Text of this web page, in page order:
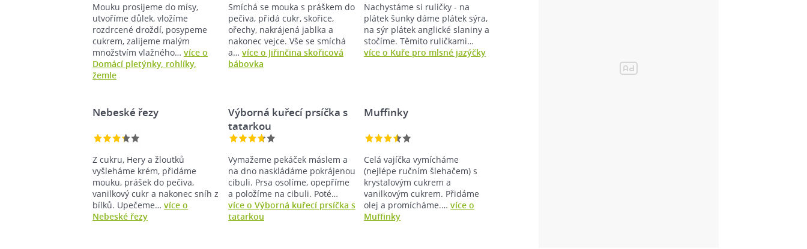
Mouku prosijeme do mísy,
utvoříme důlek, vložíme
rozdrcené droždí, posypeme
cukrem, zalijeme malým
množstvím vlažného… více o
Domácí pletýnky, rohlíky,
žemle
Smíchá se mouka s práškem do
pečiva, přidá cukr, skořice,
ořechy, nakrájená jablka a
nakonec vejce. Vše se smíchá
a…více o Jiřinčina skořicová
bábovka
Nachystáme si ruličky - na
plátek šunky dáme plátek sýra,
na sýr plátek anglické slaniny a
stočíme. Těmito ruličkami…
více o Kuře pro mlsné jazýčky
Nebeské řezy
Z cukru, Hery a žloutků
vyšleháme krém, přidáme
mouku, prášek do pečiva,
vanilkový cukr a nakonec sníh z
bílků. Upečeme… více o
Nebeské řezy
Výborná kuřecí prsíčka s
tatarkou
Vymažeme pekáček máslem a
na dno naskládáme pokrájenou
cibuli. Prsa osolíme, opepříme
a položíme na cibuli. Poté…
více o Výborná kuřecí prsíčka s
tatarkou
Muffinky
Celá vajíčka vymícháme
(nejlépe ručním šlehačem) s
krystalovým cukrem a
vanilkovým cukrem. Přidáme
olej a promícháme.…více o
Muffinky